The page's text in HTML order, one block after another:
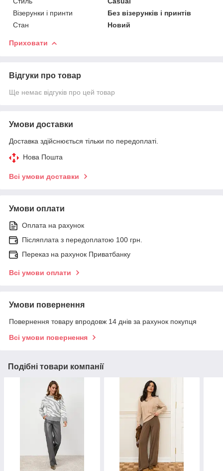
Візерунки і принти
Без візерунків і принтів
Стан
Новий
Приховати
Відгуки про товар
Ще немає відгуків про цей товар
Умови доставки
Доставка здійснюється тільки по передоплаті.
Нова Пошта
Всі умови доставки
Умови оплати
Оплата на рахунок
Післяплата з передоплатою 100 грн.
Переказ на рахунок Приватбанку
Всі умови оплати
Умови повернення
Повернення товару впродовж 14 днів за рахунок покупця
Всі умови повернення
Подібні товари компанії